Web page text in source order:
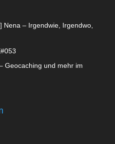
Nena – Irgendwie, Irgendwo,
Geocaching und mehr im